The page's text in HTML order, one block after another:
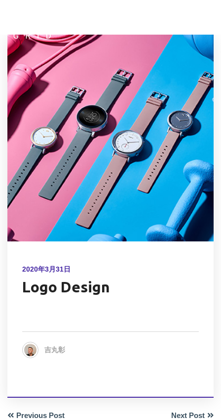
2020年3月31日
Logo Design
吉丸彰
Previous Post Next Post